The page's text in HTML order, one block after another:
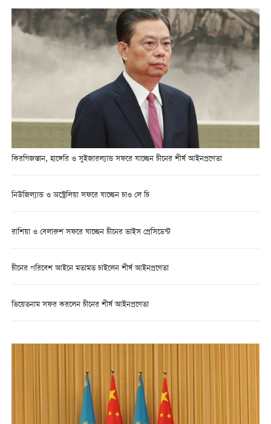
কিরগিজস্তান, হাঙ্গেরি ও সুইজারল্যান্ড সফরে যাচ্ছেন চীনের শীর্ষ আইনপ্রণেতা
নিউজিল্যান্ড ও অস্ট্রেলিয়া সফরে যাচ্ছেন চাও লে চি
রাশিয়া ও বেলারুশ সফরে যাচ্ছেন চীনের ভাইস প্রেসিডেন্ট
চীনের পরিবেশ আইনে মতামত চাইলেন শীর্ষ আইনপ্রণেতা
ভিয়েতনাম সফর করলেন চীনের শীর্ষ আইনপ্রণেতা